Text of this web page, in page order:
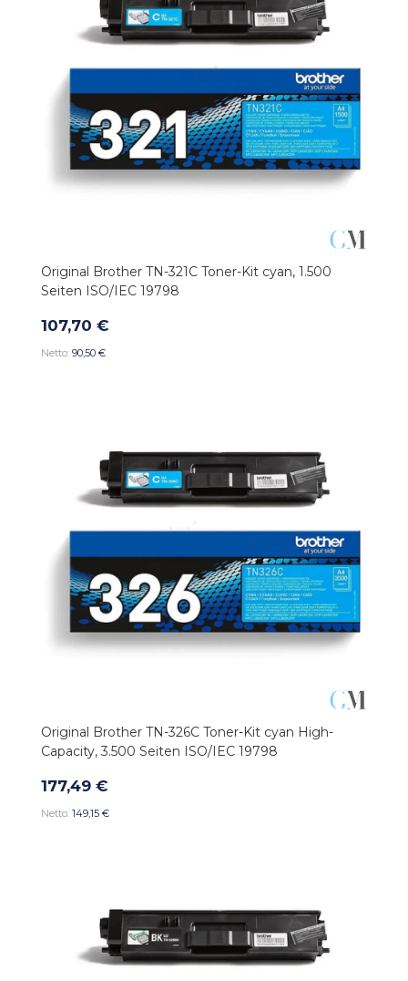
Original Brother TN-321C Toner-Kit cyan, 1.500
Seiten ISO/IEC 19798
107,70 €
90,50 €
Original Brother TN-326C Toner-Kit cyan High-
Capacity, 3.500 Seiten ISO/IEC 19798
177,49 €
149,15 €